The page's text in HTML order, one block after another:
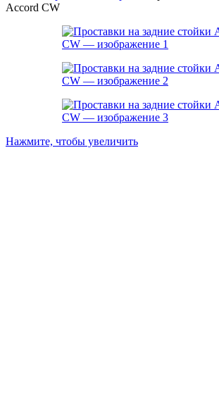
Accord CW
Нажмите, чтобы увеличить